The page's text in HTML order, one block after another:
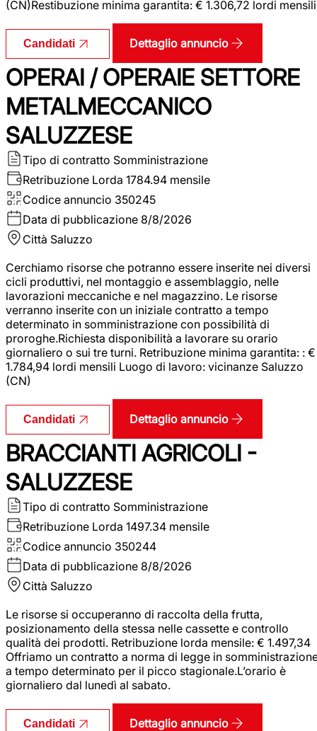
(CN)Restibuzione minima garantita: € 1.306,72 lordi mensili
Candidati Dettaglio annuncio
OPERAI / OPERAIE SETTORE
METALMECCANICO
SALUZZESE
Tipo di contratto Somministrazione
Retribuzione Lorda 1784.94 mensile
Codice annuncio 350245
Data di pubblicazione 8/8/2026
Città Saluzzo
Cerchiamo risorse che potranno essere inserite nei diversi
cicli produttivi, nel montaggio e assemblaggio, nelle
lavorazioni meccaniche e nel magazzino. Le risorse
verranno inserite con un iniziale contratto a tempo
determinato in somministrazione con possibilità di
proroghe.Richiesta disponibilità a lavorare su orario
giornaliero o sui tre turni. Retribuzione minima garantita: : €
1.784,94 lordi mensili Luogo di lavoro: vicinanze Saluzzo
(CN)
Candidati Dettaglio annuncio
BRACCIANTI AGRICOLI -
SALUZZESE
Tipo di contratto Somministrazione
Retribuzione Lorda 1497.34 mensile
Codice annuncio 350244
Data di pubblicazione 8/8/2026
Città Saluzzo
Le risorse si occuperanno di raccolta della frutta,
posizionamento della stessa nelle cassette e controllo
qualità dei prodotti. Retribuzione lorda mensile: € 1.497,34
Offriamo un contratto a norma di legge in
a tempo determinato per il picco stagionale.L’orario è
giornaliero dal lunedì al sabato.
Candidati Dettaglio annuncio